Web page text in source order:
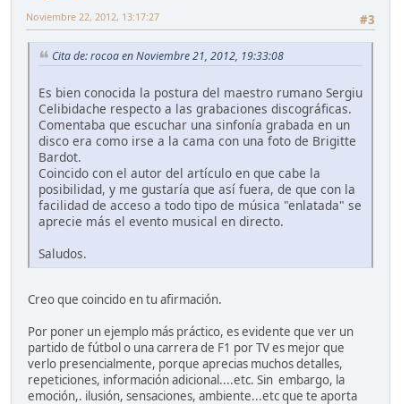
#3
Noviembre 22, 2012, 13:17:27
Cita de: rocoa en Noviembre 21, 2012, 19:33:08
Es bien conocida la postura del maestro rumano Sergiu
Celibidache respecto a las grabaciones discográficas.
Comentaba que escuchar una sinfonía grabada en un
disco era como irse a la cama con una foto de Brigitte
Bardot.
Coincido con el autor del artículo en que cabe la
posibilidad, y me gustaría que así fuera, de que con la
facilidad de acceso a todo tipo de música "enlatada" se
aprecie más el evento musical en directo.
Saludos.
Creo que coincido en tu afirmación.
Por poner un ejemplo más práctico, es evidente que ver un
partido de fútbol o una carrera de F1 por TV es mejor que
verlo presencialmente, porque aprecias muchos detalles,
repeticiones, información adicional....etc. Sin embargo, la
emoción,. ilusión, sensaciones, ambiente...etc que te aporta